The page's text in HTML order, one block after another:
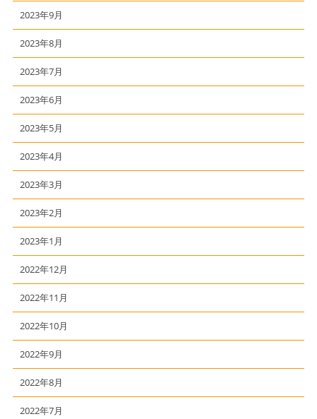
2023年9月
2023年8月
2023年7月
2023年6月
2023年5月
2023年4月
2023年3月
2023年2月
2023年1月
2022年12月
2022年11月
2022年10月
2022年9月
2022年8月
2022年7月